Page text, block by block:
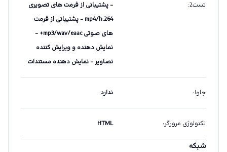
تست2 :
- پشتیبانی از فرمت های تصویری
mp4/h.264 - پشتیبانی از فرمت
های صوتی mp3/wav/eaac+ -
نمایش دهنده و ویرایش کننده
تصاویر - نمایش دهنده مستندات
جاوا: ندارد
تکنولوژی مرورگر:
HTML
شبکه